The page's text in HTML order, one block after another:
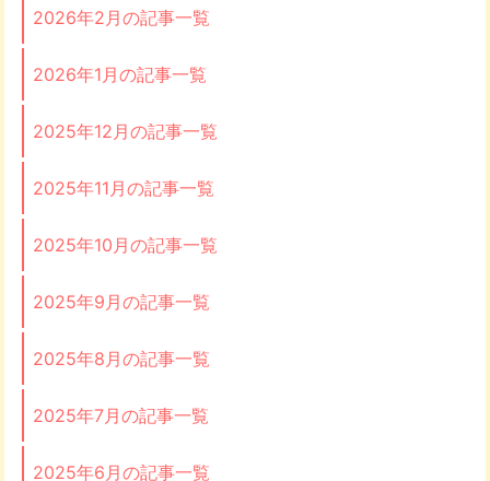
2026年2月の記事一覧
2026年1月の記事一覧
2025年12月の記事一覧
2025年11月の記事一覧
2025年10月の記事一覧
2025年9月の記事一覧
2025年8月の記事一覧
2025年7月の記事一覧
2025年6月の記事一覧